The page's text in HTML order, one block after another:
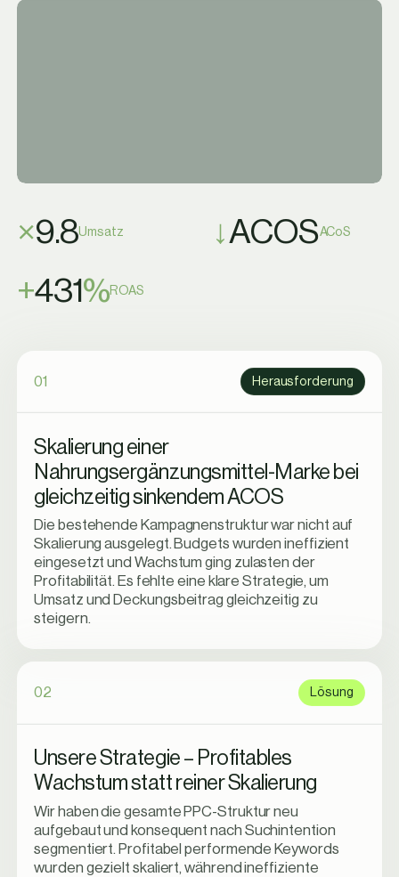
×9.8Umsatz ↓ACOSACoS
+431%ROAS
01 Herausforderung
Skalierung einer
Nahrungsergänzungsmittel-Marke bei
gleichzeitig sinkendem ACOS
Die bestehende Kampagnenstruktur war nicht auf
Skalierung ausgelegt. Budgets wurden ineffizient
eingesetzt und Wachstum ging zulasten der
Profitabilität. Es fehlte eine klare Strategie, um
Umsatz und Deckungsbeitrag gleichzeitig zu
steigern.
02 Lösung
Unsere Strategie – Profitables
Wachstum statt reiner Skalierung
Wir haben die gesamte PPC-Struktur neu
aufgebaut und konsequent nach Suchintention
segmentiert. Profitabel performende Keywords
wurden gezielt skaliert, während ineffiziente